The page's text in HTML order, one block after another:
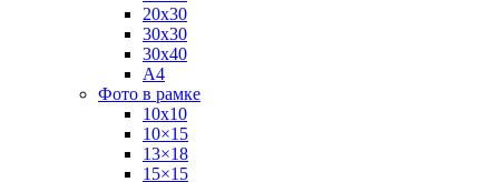
20х30
30х30
30х40
А4
Фото в рамке
10х10
10×15
13×18
15×15